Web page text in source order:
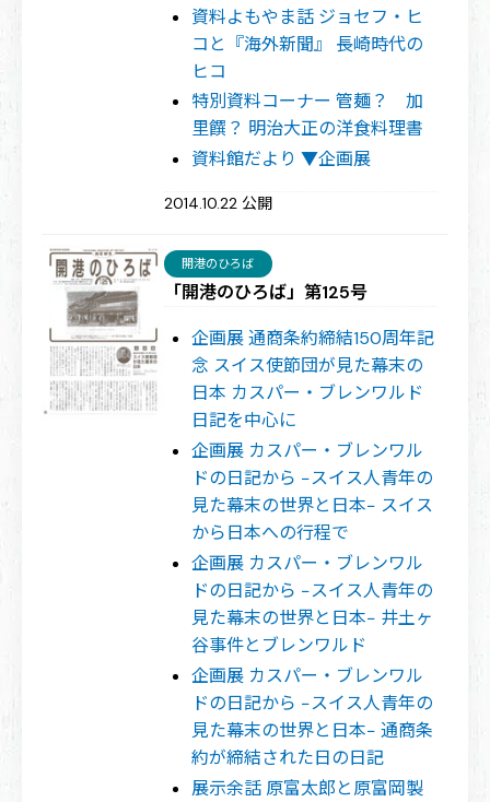
資料よもやま話 ジョセフ・ヒ
コと『海外新聞』 長崎時代の
ヒコ
特別資料コーナー 管麺？ 加
里饌？ 明治大正の洋食料理書
資料館だより ▼企画展
2014.10.22 公開
「開港のひろば」第125号
開港のひろば
企画展 通商条約締結150周年記
念 スイス使節団が見た幕末の
日本 カスパー・ブレンワルド
日記を中心に
企画展 カスパー・ブレンワル
ドの日記から −スイス人青年の
見た幕末の世界と日本− スイス
から日本への行程で
企画展 カスパー・ブレンワル
ドの日記から −スイス人青年の
見た幕末の世界と日本− 井土ヶ
谷事件とブレンワルド
企画展 カスパー・ブレンワル
ドの日記から −スイス人青年の
見た幕末の世界と日本− 通商条
約が締結された日の日記
展示余話 原富太郎と原富岡製